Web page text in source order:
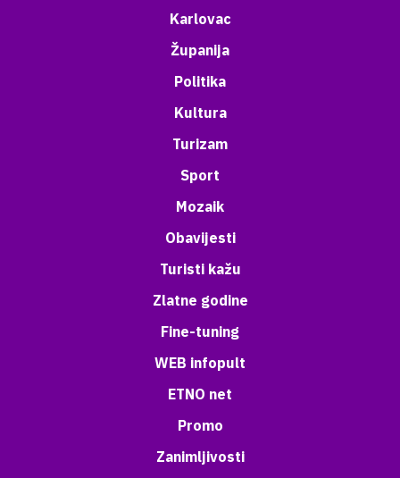
Karlovac
Županija
Politika
Kultura
Turizam
Sport
Mozaik
Obavijesti
Turisti kažu
Zlatne godine
Fine-tuning
WEB infopult
ETNO net
Promo
Zanimljivosti